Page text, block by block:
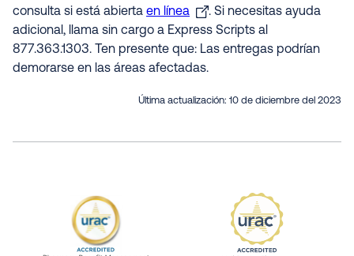
consulta si está abierta en línea
. Si necesitas ayuda
adicional, llama sin cargo a Express Scripts al
877.363.1303. Ten presente que: Las entregas podrían
demorarse en las áreas afectadas.
Última actualización: 10 de diciembre del 2023